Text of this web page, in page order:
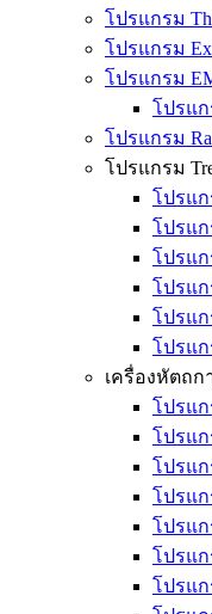
โปรแกรม
โปรแกรม
โปรแกรม
โปรแก
โปรแกรม
โปรแกรม
โปรแก
โปรแ
โปรแก
โปรแก
โปรแก
โปรแก
เครื่องหัตถก
โปรแก
โปรแก
โปรแก
โปรแก
โปรแก
โปรแก
โปรแก